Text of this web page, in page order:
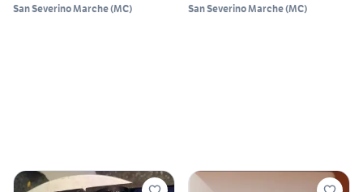
San Severino Marche(MC) San Severino Marche(MC)